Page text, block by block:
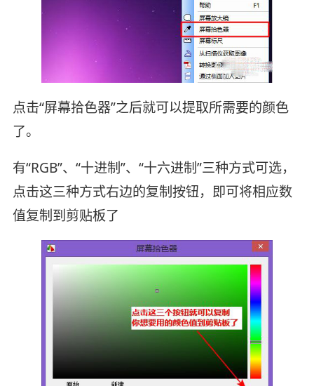
点击“屏幕拾色器”之后就可以提取所需要的颜色
了。
有“RGB”、“十进制”、“十六进制”三种方式可选，
点击这三种方式右边的复制按钮，即可将相应数
值复制到剪贴板了